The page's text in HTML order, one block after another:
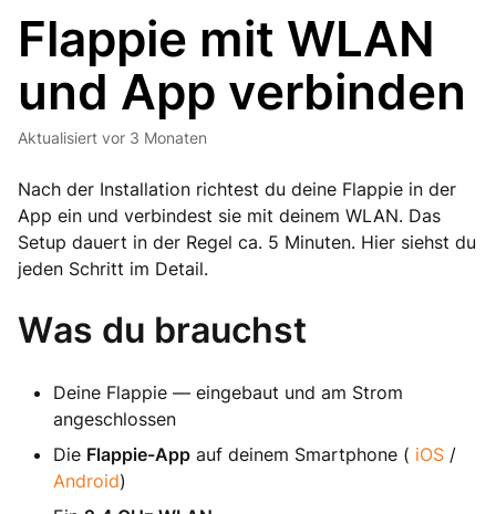
Flappie mit WLAN
und App verbinden
Aktualisiert vor 3 Monaten
Nach der Installation richtest du deine Flappie in der
App ein und verbindest sie mit deinem WLAN. Das
Setup dauert in der Regel ca. 5 Minuten. Hier siehst du
jeden Schritt im Detail.
Was du brauchst
Deine Flappie — eingebaut und am Strom
angeschlossen
Die Flappie-App auf deinem Smartphone ( iOS /
Android)